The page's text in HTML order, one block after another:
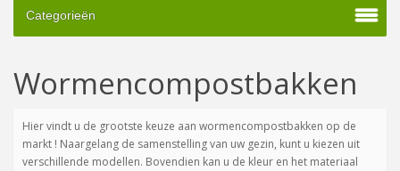
Categorieën
Wormencompostbakken
Hier vindt u de grootste keuze aan wormencompostbakken op de
markt ! Naargelang de samenstelling van uw gezin, kunt u kiezen uit
verschillende modellen. Bovendien kan u de kleur en het materiaal